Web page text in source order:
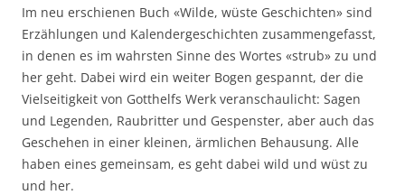
Im neu erschienen Buch «Wilde, wüste Geschichten» sind
Erzählungen und Kalendergeschichten zusammengefasst,
in denen es im wahrsten Sinne des Wortes «strub» zu und
her geht. Dabei wird ein weiter Bogen gespannt, der die
Vielseitigkeit von Gotthelfs Werk veranschaulicht: Sagen
und Legenden, Raubritter und Gespenster, aber auch das
Geschehen in einer kleinen, ärmlichen Behausung. Alle
haben eines gemeinsam, es geht dabei wild und wüst zu
und her.